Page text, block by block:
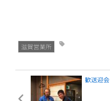
滋賀営業所
歓送迎会